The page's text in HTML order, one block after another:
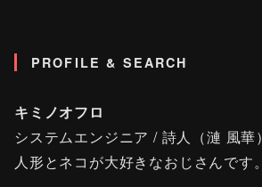
PROFILE & SEARCH
キミノオフロ
システムエンジニア / 詩人（漣 風華）
人形とネコが大好きなおじさんです。